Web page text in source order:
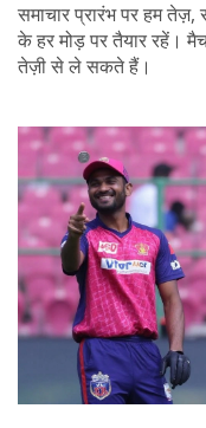
समाचार प्रारंभ पर हम
के हर मोड़ पर तैयार रहें।
तेज़ी से ले सकते हैं।